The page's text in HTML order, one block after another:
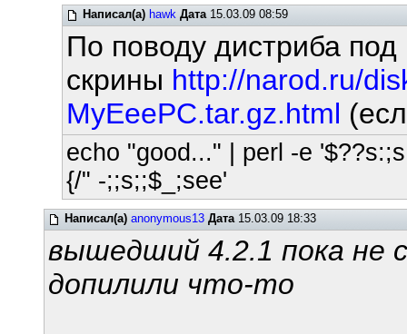
Написал(а) hawk Дата15.03.09 08:59
По поводу дистриба
скрины http://narod.ru/
MyEeePC.tar.gz.html
echo "good..." | perl -e
{/" -;;s;;$_;see'
Написал(а) anonymous13 Дата15.03.09 18:33
вышедший 4.2.1 пока не
допилили что-то